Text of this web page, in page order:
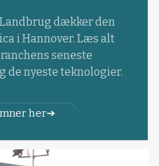
dækker den
i Hannover. Læs alt
seneste
de nyeste teknologier.
her